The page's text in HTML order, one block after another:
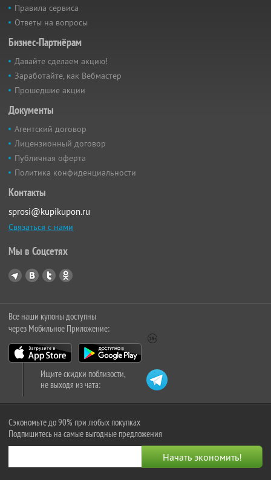
Правила сервиса
Ответы на вопросы
Бизнес-Партнёрам
Давайте сделаем акцию!
Заработайте, как Вебмастер
Прошедшие акции
Документы
Агентский договор
Лицензионный договор
Публичная оферта
Политика конфиденциальности
Контакты
sprosi@kupikupon.ru
Связаться с нами
Мы в Соцсетях
Все наши купоны доступны
через Мобильное Приложение:
Ищите скидки поблизости,
не выходя из чата:
Сэкономьте до 90% при любых покупках
Подпишитесь на самые выгодные предложения